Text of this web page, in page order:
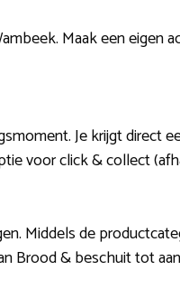
Maak een eigen
Je krijgt direct
voor click & collect
Middels de
Brood & beschuit tot